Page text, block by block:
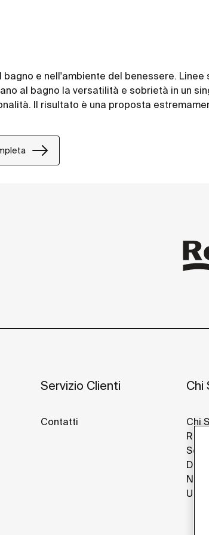
bagno e nell'ambiente del benessere. Linee
al bagno la versatilità e sobrietà in un
Il risultato è una proposta
Servizio Clienti
Contatti
Chi
Chi